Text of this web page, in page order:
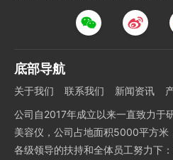
底部导航
关于我们 联系我们 新闻资讯
公司自2017年成立以来一直致力于
美容仪，公司占地面积5000平方米
各级领导的扶持和全体员工努力下